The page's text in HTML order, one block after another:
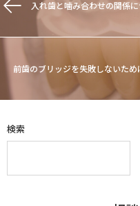
入れ歯と噛み合わせの関係
前歯のブリッジを失敗しないた
検索